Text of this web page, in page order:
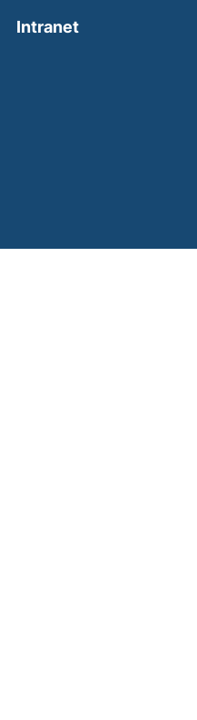
Intranet(external link,